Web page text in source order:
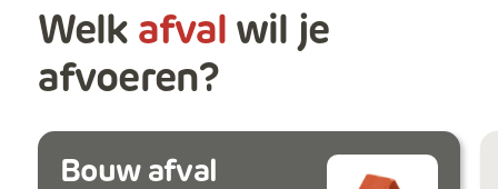
Welk afval wil je
afvoeren?
Bouw afval